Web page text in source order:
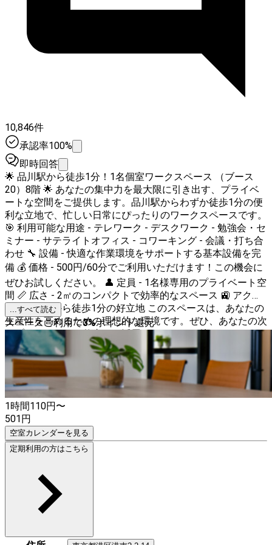
10,846件
承認率100%
即時回答
🌟 品川駅から徒歩1分！1名個室ワークスペース （ブース
20）8階 🌟 あなたの集中力を最大限に引き出す、プライベ
ートな空間をご提供します。品川駅からわずか徒歩1分の便
利な立地で、忙しい日常にぴったりのワークスペースです。
🎯 利用可能な用途 - テレワーク - デスクワーク - 勉強会・セ
ミナー - サテライトオフィス - コワーキング - 会議・打ち合
わせ 🔧 設備 - 快適な作業環境をサポートする基本設備を完
備 💰 価格 - 500円/60分でご利用いただけます！この機会に
ぜひお試しください。 👤 定員 - 1名様専用のプライベート空
間 📏 広さ - 2㎡のコンパクトで効率的なスペース 🚉 アクセ
ス - 品川駅から徒歩1分の好立地 このスペースは、あなたの
生産性を高めるための理想的な環境です。ぜひ、あなたの次
のプロジェクトや仕事にご活用ください。お待ちしておりま
す！
...すべて読む
スペースご利用で3%ポイント還元
1時間110円〜
501円
空室カレンダーを見る
定期利用の方はこちら